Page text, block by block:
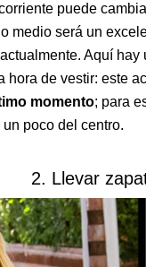
puede
medio será un
Aquí
hora de vestir: este
momento; para
poco del centro.
2. Llevar